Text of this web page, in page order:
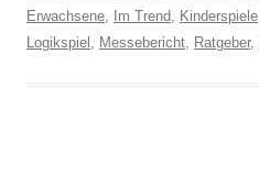
Erwachsene, Im Trend, Kinderspiele
Logikspiel , Messebericht, Ratgeber,